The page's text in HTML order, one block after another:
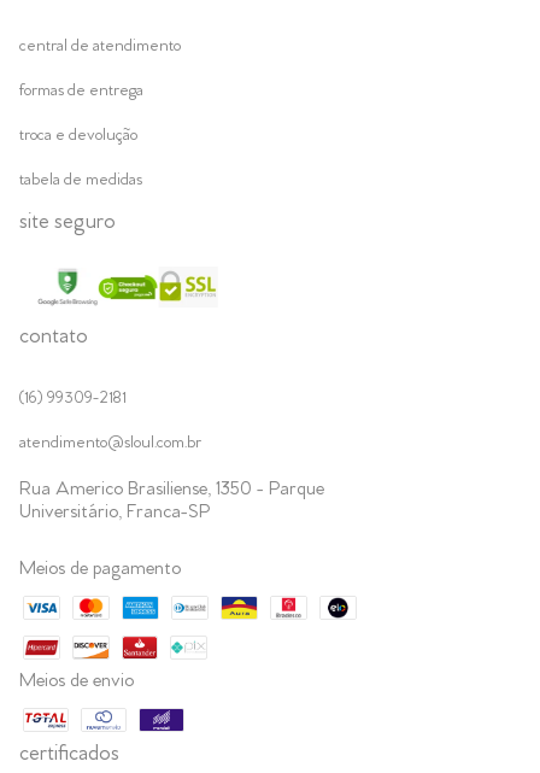
central de atendimento
formas de entrega
troca e devolução
tabela de medidas
site seguro
contato
(16) 99309-2181
atendimento@sloul.com.br
Rua Americo Brasiliense, 1350 - Parque
Universitário, Franca-SP
Meios de pagamento
Meios de envio
certificados